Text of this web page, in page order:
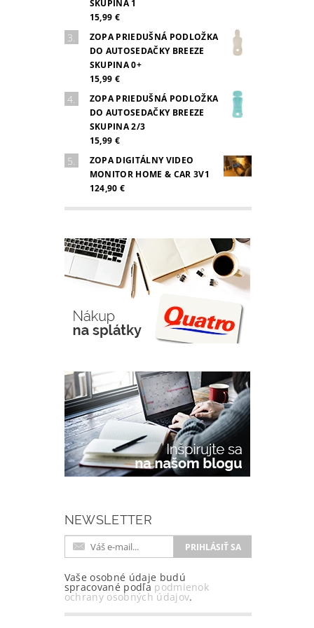
SKUPINA 1
15,99 €
ZOPA PRIEDUŠNÁ PODLOŽKA
DO AUTOSEDAČKY BREEZE
SKUPINA 0+
15,99 €
ZOPA PRIEDUŠNÁ PODLOŽKA
DO AUTOSEDAČKY BREEZE
SKUPINA 2/3
15,99 €
ZOPA DIGITÁLNY VIDEO
MONITOR HOME & CAR 3V1
124,90 €
NEWSLETTER
Vaše osobné údaje budú
spracované podľa podmienok
ochrany osobných údajov.